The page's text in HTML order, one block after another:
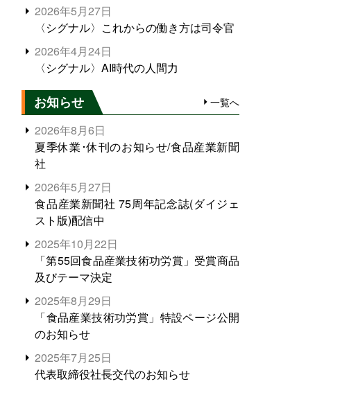
2026年5月27日
〈シグナル〉これからの働き方は司令官
2026年4月24日
〈シグナル〉AI時代の人間力
お知らせ 一覧へ
2026年8月6日
夏季休業･休刊のお知らせ/食品産業新聞
社
2026年5月27日
食品産業新聞社 75周年記念誌(ダイジェ
スト版)配信中
2025年10月22日
「第55回食品産業技術功労賞」受賞商品
及びテーマ決定
2025年8月29日
「食品産業技術功労賞」特設ページ公開
のお知らせ
2025年7月25日
代表取締役社長交代のお知らせ